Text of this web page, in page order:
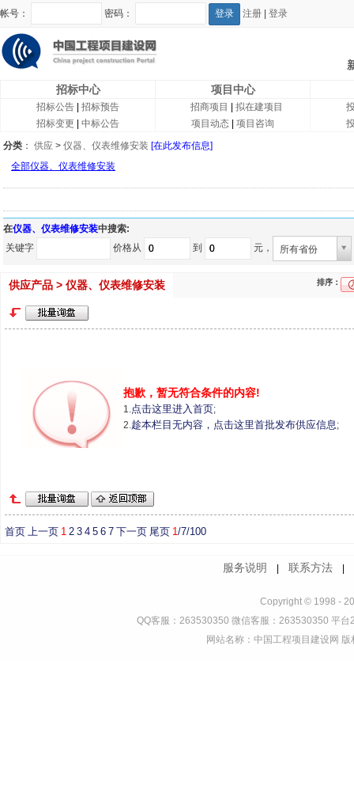
帐号： 密码： 注册 登录
招标中心
项目中心
招标公告
招标预告
招标变更
中标公告
招商项目
拟在建项目
项目动态
项目咨询
分类 ： 供应 > 仪器、仪表维修安装 [在此发布信息]
全部仪器、仪表维修安装
在仪器、仪表维修安装中搜索:
关键字
价格从 到 元， 所有省份
供应产品 > 仪器、仪表维修安装 排序：
抱歉，暂无符合条件的内容!
1.点击这里进入首页;
2.趁本栏目无内容，点击这里首批发布供应信息;
首页 上一页 1 2 3 4 5 6 7 下一页 尾页 1/7/100
服务说明 联系方法
Copyright © 1998 -
QQ客服：263530350 微信客服：263530350 平
网站名称：中国工程项目建设网